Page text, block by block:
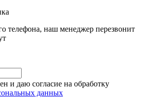
телефона, наш менеджер перезвонит
и даю согласие на обработку
данных